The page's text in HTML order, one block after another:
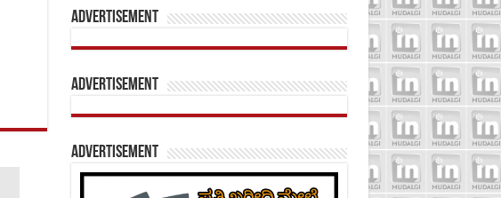
Advertisement
Advertisement
Advertisement